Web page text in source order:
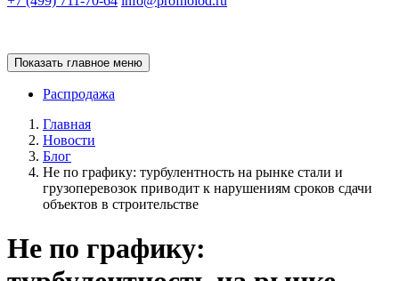
Показать главное меню
Распродажа
Главная
Новости
Блог
Не по графику: турбулентность на рынке стали и
грузоперевозок приводит к нарушениям сроков сдачи
объектов в строительстве
Не по графику: